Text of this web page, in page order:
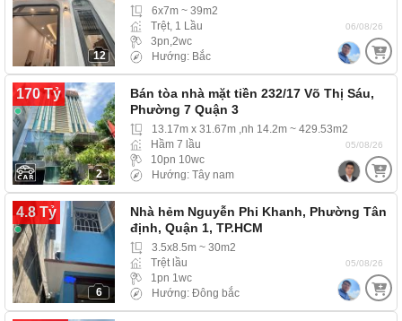
12
6x7m ~ 39m2
Trệt, 1 Lầu
3pn,2wc
Hướng: Bắc
06/08/26
170 Tỷ
2
Bán tòa nhà mặt tiền 232/17 Võ Thị Sáu,
Phường 7 Quận 3
13.17m x 31.67m ,nh 14.2m ~ 429.53m2
Hầm 7 lầu
10pn 10wc
Hướng: Tây nam
05/08/26
4.8 Tỷ
6
Nhà hẻm Nguyễn Phi Khanh, Phường Tân
định, Quận 1, TP.HCM
3.5x8.5m ~ 30m2
Trệt lầu
1pn 1wc
Hướng: Đông bắc
05/08/26